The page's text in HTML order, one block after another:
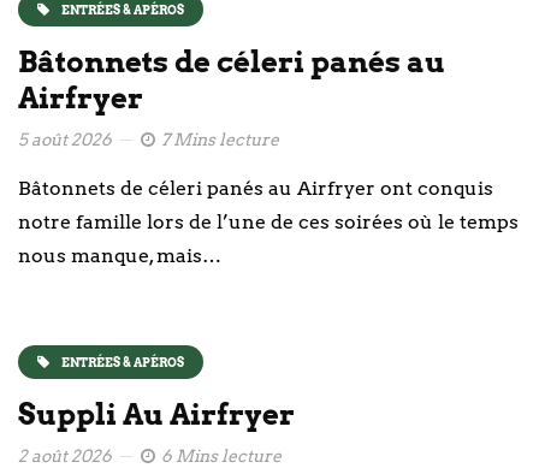
ENTRÉES & APÉROS
Bâtonnets de céleri panés au
Airfryer
5 août 2026 7 Mins lecture
Bâtonnets de céleri panés au Airfryer ont conquis
notre famille lors de l’une de ces soirées où le temps
nous manque, mais…
ENTRÉES & APÉROS
Suppli Au Airfryer
2 août 2026 6 Mins lecture